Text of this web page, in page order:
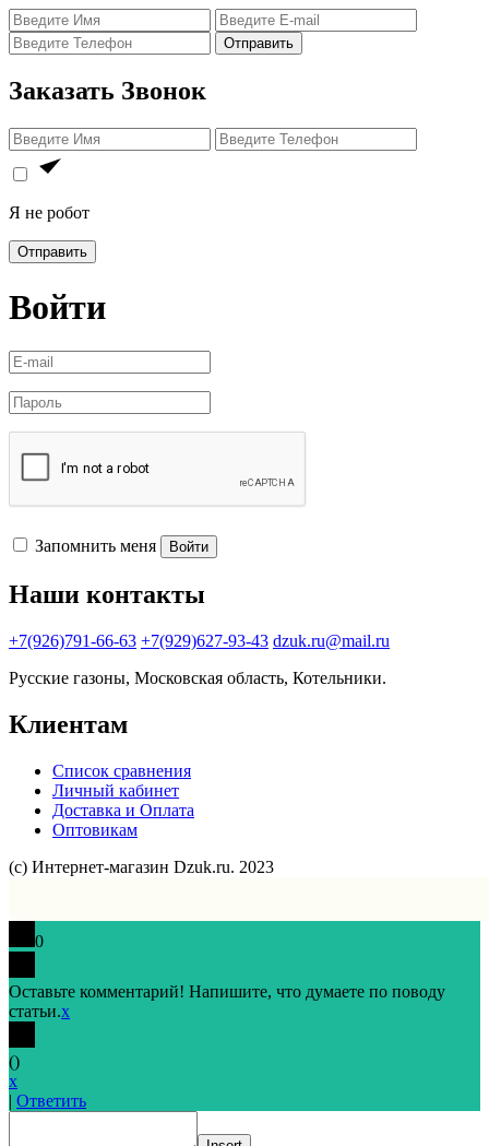
Отправить
Заказать Звонок
Я не робот
Отправить
Войти
Запомнить меня Войти
Наши контакты
+7(926)791-66-63 +7(929)627-93-43 dzuk.ru@mail.ru
Русские газоны, Московская область, Котельники.
Клиентам
Список сравнения
Личный кабинет
Доставка и Оплата
Оптовикам
(с) Интернет-магазин Dzuk.ru. 2023
0
Оставьте комментарий! Напишите, что думаете по поводу
статьи.x
()
x
| Ответить